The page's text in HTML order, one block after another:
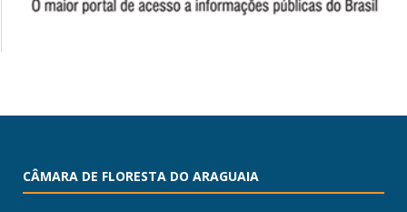
CÂMARA DE FLORESTA DO ARAGUAIA